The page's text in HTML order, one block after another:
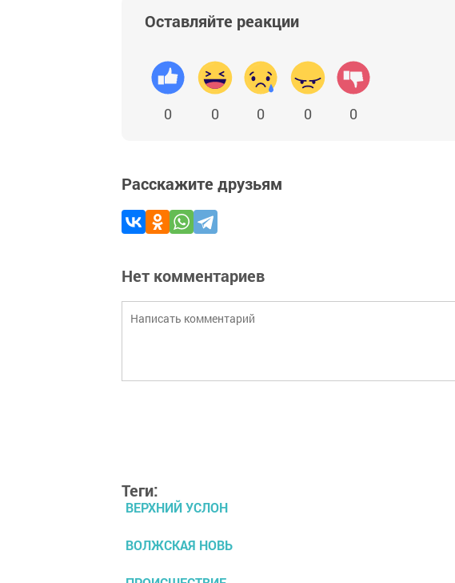
Оставляйте реакции
0 0 0 0 0
Расскажите друзьям
Нет комментариев
Теги:
ВЕРХНИЙ УСЛОН
ВОЛЖСКАЯ НОВЬ